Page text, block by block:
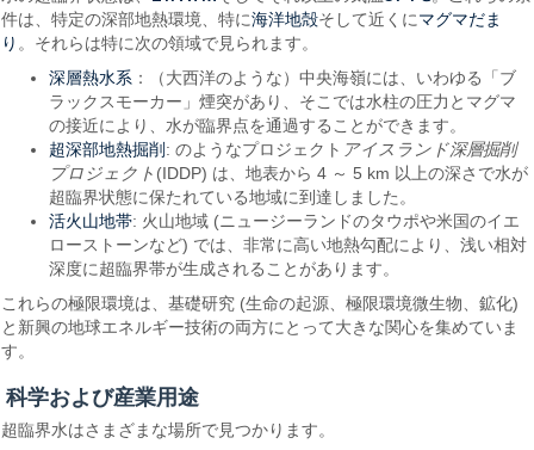
件は、特定の深部地熱環境、特に海洋地殻そして近くにマグマだま
り 。それらは特に次の領域で見られます。
深層熱水系 ：（大西洋のような）中央海嶺には、いわゆる「ブ
ラックスモーカー」煙突があり、そこでは水柱の圧力とマグマ
の接近により、水が臨界点を通過することができます。
超深部地熱掘削: のようなプロジェクト アイスランド深層掘削
プロジェクト (IDDP) は、地表から 4 ～ 5 km 以上の深さで水が
超臨界状態に保たれている地域に到達しました。
活火山地帯: 火山地域 (ニュージーランドのタウポや米国のイエ
ローストーンなど) では、非常に高い地熱勾配により、浅い相対
深度に超臨界帯が生成されることがあります。
これらの極限環境は、基礎研究 (生命の起源、極限環境微生物、鉱化)
と新興の地球エネルギー技術の両方にとって大きな関心を集めていま
す。
科学および産業用途
超臨界水はさまざまな場所で見つかります。